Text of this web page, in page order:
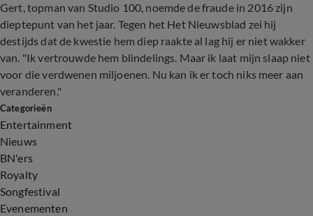
Gert, topman van Studio 100, noemde de fraude in 2016 zijn
dieptepunt van het jaar. Tegen het Het Nieuwsblad zei hij
destijds dat de kwestie hem diep raakte al lag hij er niet wakker
van. "Ik vertrouwde hem blindelings. Maar ik laat mijn slaap niet
voor die verdwenen miljoenen. Nu kan ik er toch niks meer aan
veranderen."
Categorieën
Entertainment
Nieuws
BN'ers
Royalty
Songfestival
Evenementen